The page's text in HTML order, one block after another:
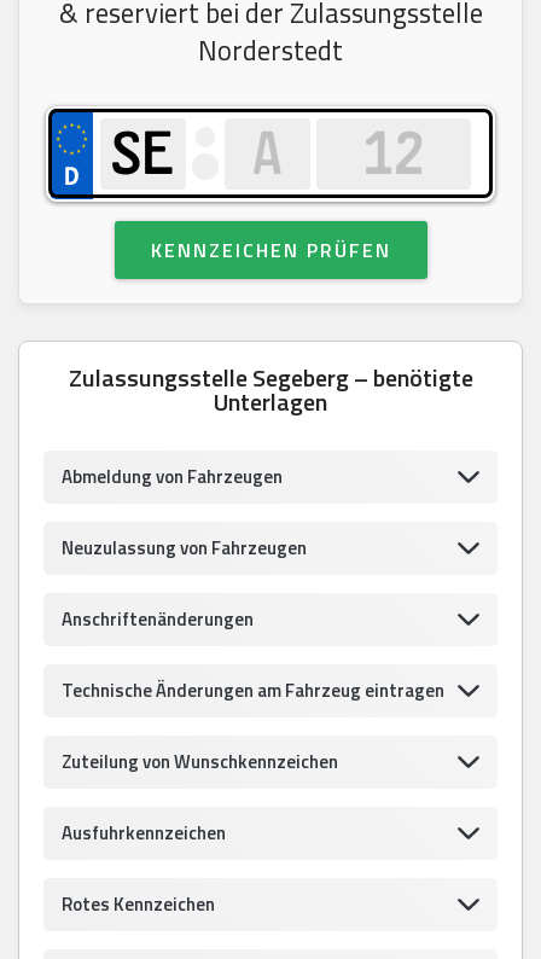
& reserviert bei der Zulassungsstelle
Norderstedt
KENNZEICHEN PRÜFEN
Zulassungsstelle Segeberg – benötigte
Unterlagen
Abmeldung von Fahrzeugen
Neuzulassung von Fahrzeugen
Anschriftenänderungen
Technische Änderungen am Fahrzeug eintragen
Zuteilung von Wunschkennzeichen
Ausfuhrkennzeichen
Rotes Kennzeichen